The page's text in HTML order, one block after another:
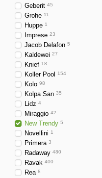
Geberit 45
Grohe 11
Huppe 1
Imprese 23
Jacob Delafon 5
Kaldewei 27
Knief 18
Koller Pool 154
Kolo 98
Kolpa San 35
Lidz 4
Miraggio 42
New Trendy 5
Novellini 1
Primera 3
Radaway 480
Ravak 400
Rea 8